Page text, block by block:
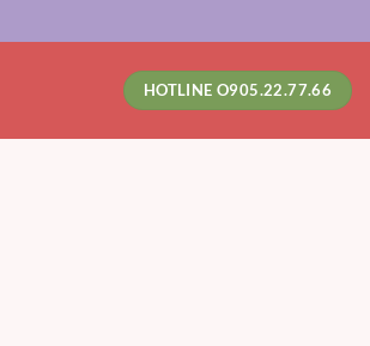
HOTLINE O905.22.77.66